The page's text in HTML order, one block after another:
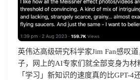
英伟达高级研究科学家Jim Fan感叹
子，网上的AI专家们就全部变身为材
「学习」新知识的速度真的比GPT-4